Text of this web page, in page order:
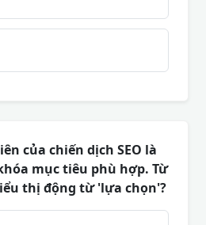
của chiến dịch SEO là
mục tiêu phù hợp. Từ
thị động từ 'lựa chọn'?